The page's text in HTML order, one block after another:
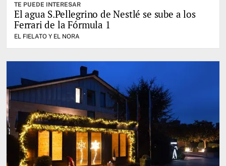
TE PUEDE INTERESAR
El agua S.Pellegrino de Nestlé se sube a los
Ferrari de la Fórmula 1
EL FIELATO Y EL NORA